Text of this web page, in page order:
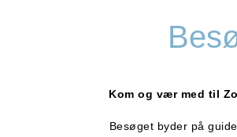
Kom og vær med til
Besøget byder på